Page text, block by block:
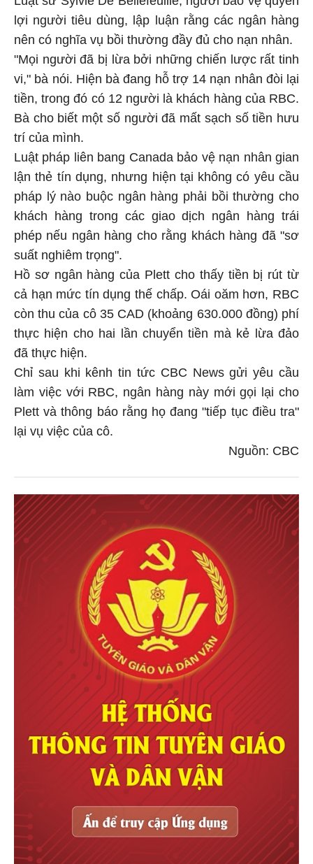
lợi người tiêu dùng, lập luận rằng các ngân hàng
nên có nghĩa vụ bồi thường đầy đủ cho nạn nhân.
"Mọi người đã bị lừa bởi những chiến lược rất tinh
vi," bà nói. Hiện bà đang hỗ trợ 14 nạn nhân đòi lại
tiền, trong đó có 12 người là khách hàng của RBC.
Bà cho biết một số người đã mất sạch số tiền hưu
trí của mình.
Luật pháp liên bang Canada bảo vệ nạn nhân gian
lận thẻ tín dụng, nhưng hiện tại không có yêu cầu
pháp lý nào buộc ngân hàng phải bồi thường cho
khách hàng trong các giao dịch ngân hàng trái
phép nếu ngân hàng cho rằng khách hàng đã "sơ
suất nghiêm trọng".
Hồ sơ ngân hàng của Plett cho thấy tiền bị rút từ
cả hạn mức tín dụng thế chấp. Oái oăm hơn, RBC
còn thu của cô 35 CAD (khoảng 630.000 đồng) phí
thực hiện cho hai lần chuyển tiền mà kẻ lừa đảo
đã thực hiện.
Chỉ sau khi kênh tin tức CBC News gửi yêu cầu
làm việc với RBC, ngân hàng này mới gọi lại cho
Plett và thông báo rằng họ đang "tiếp tục điều tra"
lại vụ việc của cô.
Nguồn: CBC